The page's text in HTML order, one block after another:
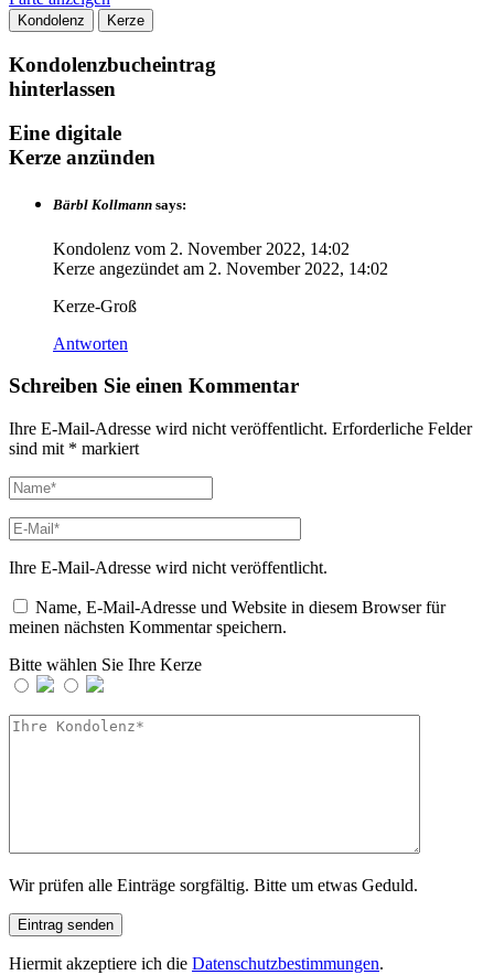
Kondolenz Kerze
Kondolenzbucheintrag
hinterlassen
Eine digitale
Kerze anzünden
Bärbl Kollmann says:
Kondolenz vom 2. November 2022, 14:02
Kerze angezündet am 2. November 2022, 14:02
Kerze-Groß
Antworten
Schreiben Sie einen Kommentar
Ihre E-Mail-Adresse wird nicht veröffentlicht. Erforderliche Felder
sind mit * markiert
Ihre E-Mail-Adresse wird nicht veröffentlicht.
Name, E-Mail-Adresse und Website in diesem Browser für
meinen nächsten Kommentar speichern.
Bitte wählen Sie Ihre Kerze
Wir prüfen alle Einträge sorgfältig. Bitte um etwas Geduld.
Hiermit akzeptiere ich die Datenschutzbestimmungen.